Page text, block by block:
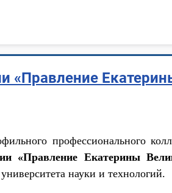
«Правление
профессионального
«Правление Екатерины
науки и технологий.